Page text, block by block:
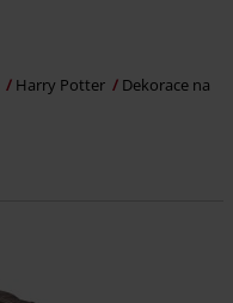
Harry Potter
Dekorace na